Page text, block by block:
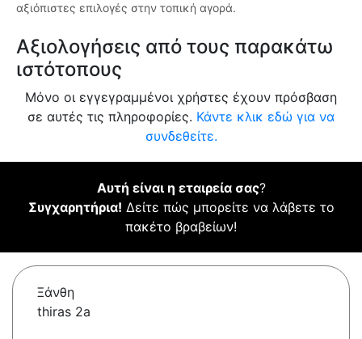
αξιόπιστες επιλογές στην τοπική αγορά.
Αξιολογήσεις από τους παρακάτω
ιστότοπους
Μόνο οι εγγεγραμμένοι χρήστες έχουν πρόσβαση
σε αυτές τις πληροφορίες. Κάντε κλικ εδώ για να
συνδεθείτε.
Αυτή είναι η εταιρεία σας?
Συγχαρητήρια! Δείτε πώς μπορείτε να λάβετε το
πακέτο βραβείων!
Ξάνθη
thiras 2a